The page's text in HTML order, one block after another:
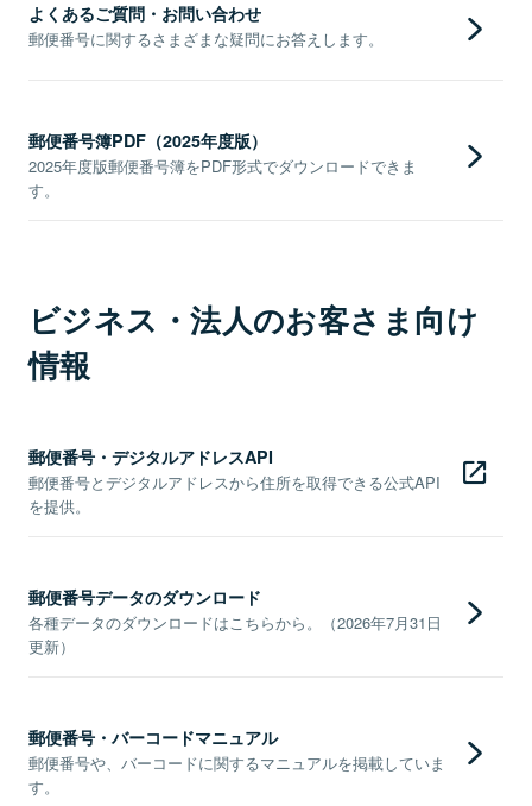
よくあるご質問・お問い合わせ
郵便番号に関するさまざまな疑問にお答えします。
郵便番号簿PDF（2025年度版）
2025年度版郵便番号簿をPDF形式でダウンロードできま
す。
ビジネス・法人のお客さま向け
情報
郵便番号・デジタルアドレスAPI
郵便番号とデジタルアドレスから住所を取得できる公式API
を提供。
郵便番号データのダウンロード
各種データのダウンロードはこちらから。（2026年7月31日
更新）
郵便番号・バーコードマニュアル
郵便番号や、バーコードに関するマニュアルを掲載していま
す。